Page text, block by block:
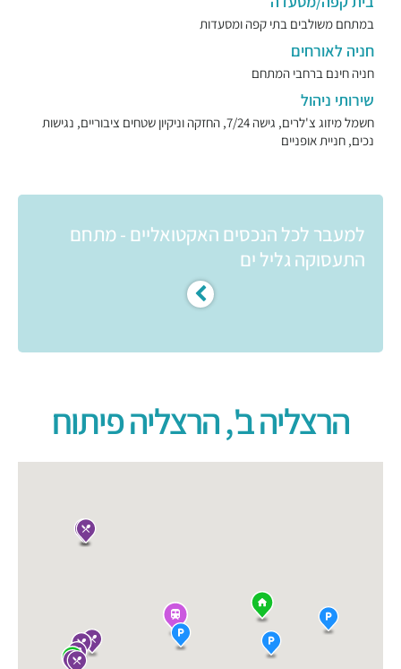
במתחם משולבים בתי קפה ומסעדות
חניה לאורחים
חניה חינם ברחבי המתחם
שירותי ניהול
חשמל מיזוג צ'לרים, גישה 7/24, החזקה וניקיון שטחים ציבוריים, נגישות
נכים, חניית אופניים
למעבר לכל הנכסים האקטואליים - מתחם
התעסוקה גליל ים
הרצליה ב', הרצליה פיתוח